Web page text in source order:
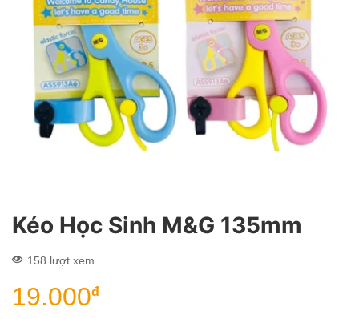
Kéo Học Sinh M&G 135mm
158 lượt xem
19.000đ